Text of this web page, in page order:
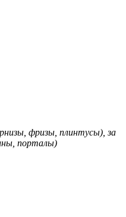
фризы, плинтусы), за
порталы)